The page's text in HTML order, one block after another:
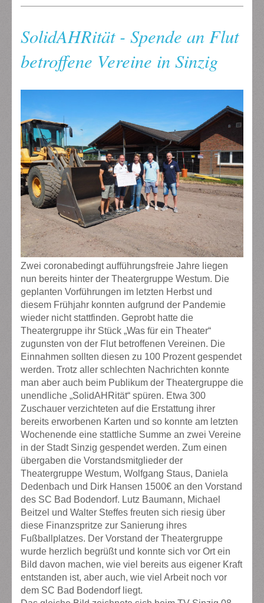
SolidAHRität - Spende an Flut
betroffene Vereine in Sinzig
Zwei coronabedingt aufführungsfreie Jahre liegen
nun bereits hinter der Theatergruppe Westum. Die
geplanten Vorführungen im letzten Herbst und
diesem Frühjahr konnten aufgrund der Pandemie
wieder nicht stattfinden. Geprobt hatte die
Theatergruppe ihr Stück „Was für ein Theater“
zugunsten von der Flut betroffenen Vereinen. Die
Einnahmen sollten diesen zu 100 Prozent gespendet
werden. Trotz aller schlechten Nachrichten konnte
man aber auch beim Publikum der Theatergruppe die
unendliche „SolidAHRität“ spüren. Etwa 300
Zuschauer verzichteten auf die Erstattung ihrer
bereits erworbenen Karten und so konnte am letzten
Wochenende eine stattliche Summe an zwei Vereine
in der Stadt Sinzig gespendet werden. Zum einen
übergaben die Vorstandsmitglieder der
Theatergruppe Westum, Wolfgang Staus, Daniela
Dedenbach und Dirk Hansen 1500€ an den Vorstand
des SC Bad Bodendorf. Lutz Baumann, Michael
Beitzel und Walter Steffes freuten sich riesig über
diese Finanzspritze zur Sanierung ihres
Fußballplatzes. Der Vorstand der Theatergruppe
wurde herzlich begrüßt und konnte sich vor Ort ein
Bild davon machen, wie viel bereits aus eigener Kraft
entstanden ist, aber auch, wie viel Arbeit noch vor
dem SC Bad Bodendorf liegt.